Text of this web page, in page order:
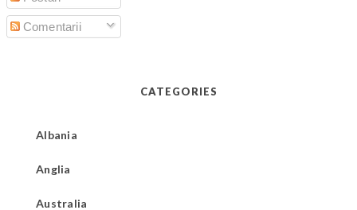
Comentarii
CATEGORIES
Albania
Anglia
Australia